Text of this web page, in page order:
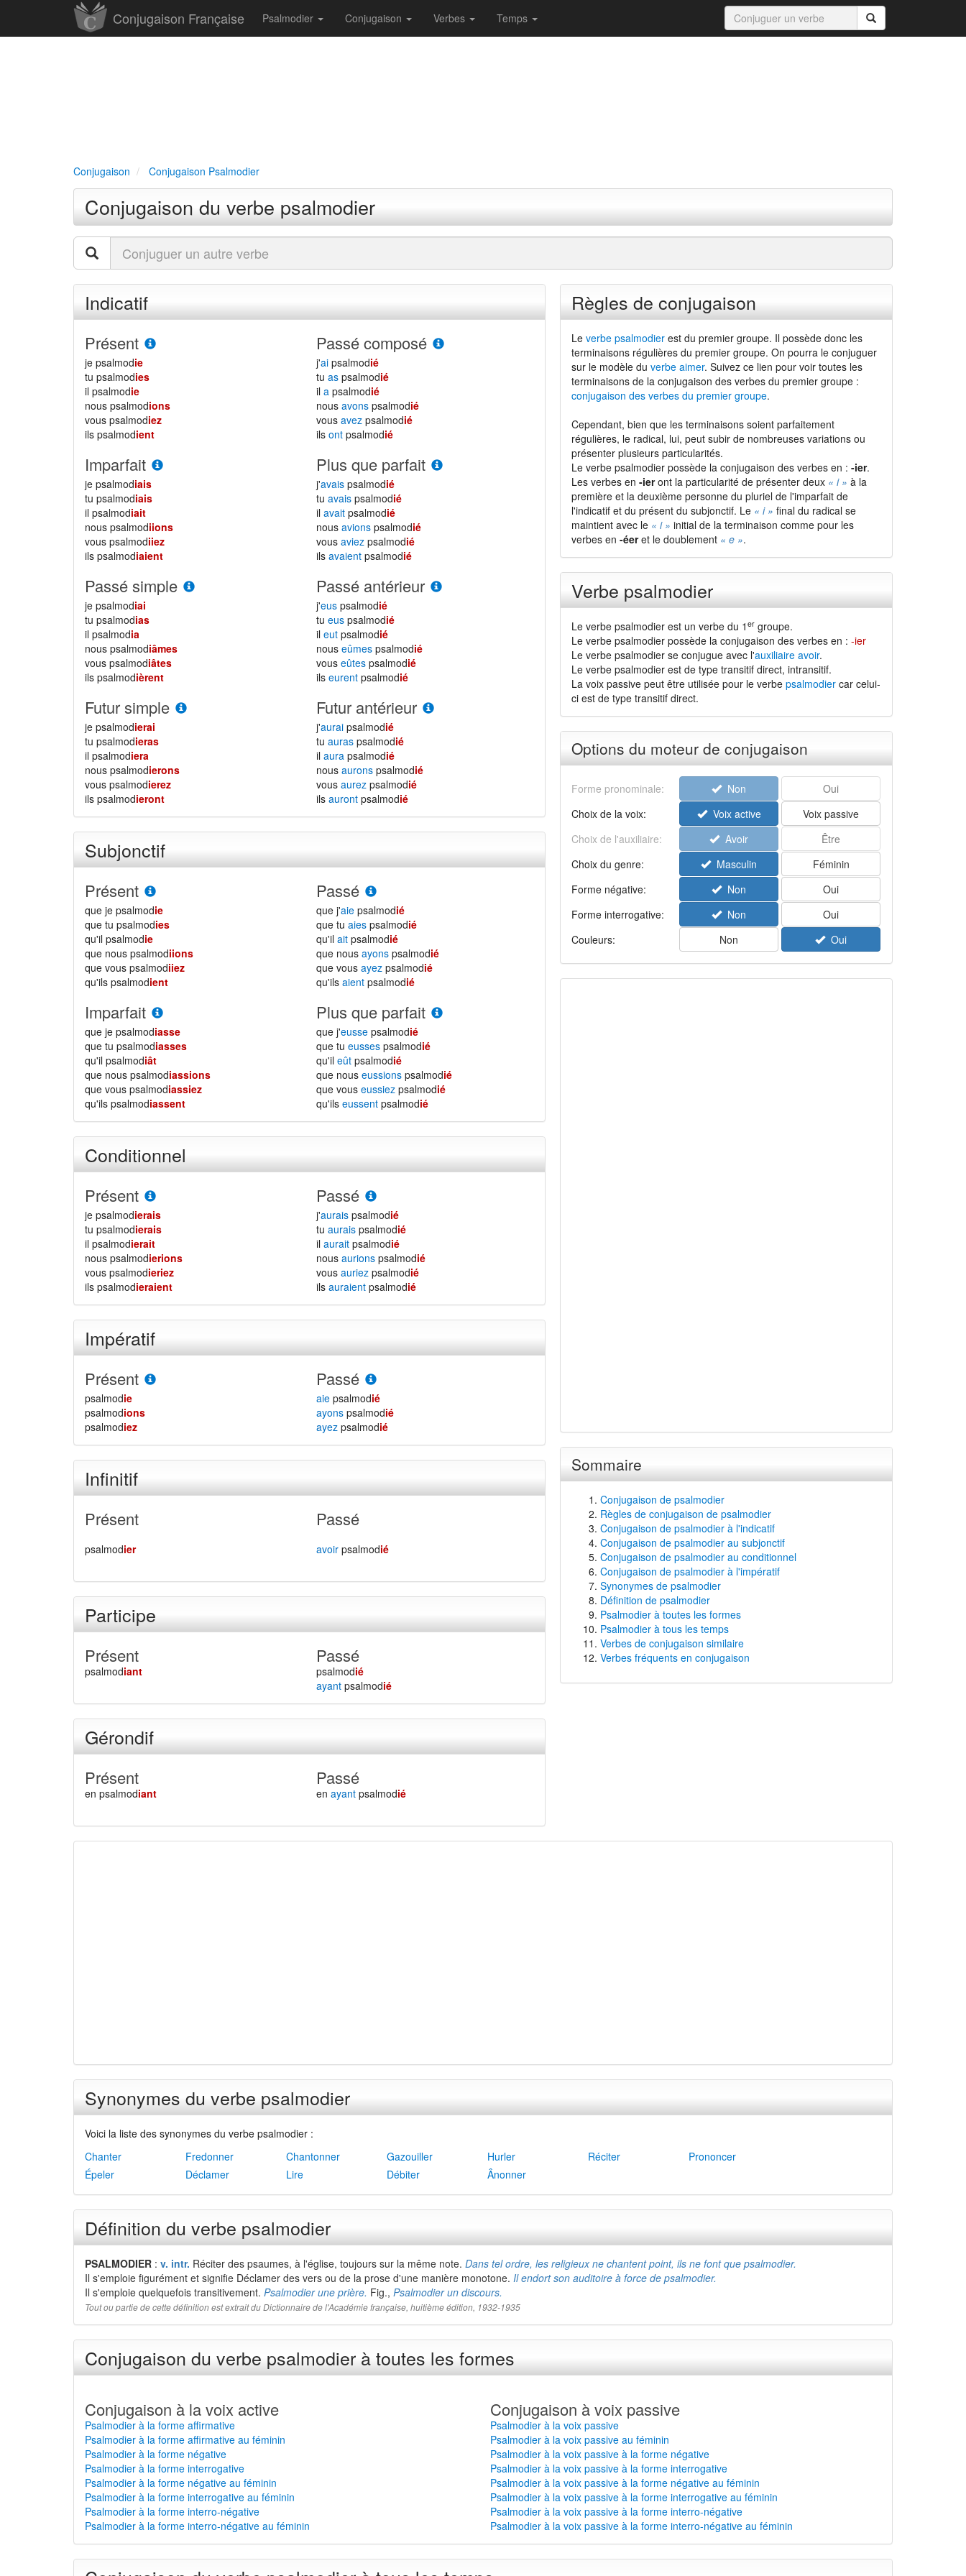
Conjugaison Française Psalmodier Conjugaison Verbes Temps
Conjugaison Conjugaison Psalmodier
Conjugaison du verbe psalmodier
Indicatif
Présent
je psalmodie
tu psalmodies
il psalmodie
nous psalmodions
vous psalmodiez
ils psalmodient
Passé composé
j'ai psalmodié
tuas psalmodié
ila psalmodié
nousavons psalmodié
vousavez psalmodié
ilsont psalmodié
Imparfait
je psalmodiais
tu psalmodiais
il psalmodiait
nous psalmodiions
vous psalmodiiez
ils psalmodiaient
Plus que parfait
j'avais psalmodié
tuavais psalmodié
ilavait psalmodié
nousavions psalmodié
vousaviez psalmodié
ilsavaient psalmodié
Passé simple
je psalmodiai
tu psalmodias
il psalmodia
nous psalmodiâmes
vous psalmodiâtes
ils psalmodièrent
Passé antérieur
j'eus psalmodié
tueus psalmodié
ileut psalmodié
nouseûmes psalmodié
vouseûtes psalmodié
ilseurent psalmodié
Futur simple
je psalmodierai
tu psalmodieras
il psalmodiera
nous psalmodierons
vous psalmodierez
ils psalmodieront
Futur antérieur
j'aurai psalmodié
tuauras psalmodié
ilaura psalmodié
nousaurons psalmodié
vousaurez psalmodié
ilsauront psalmodié
Subjonctif
Présent
que je psalmodie
que tu psalmodies
qu'il psalmodie
que nous psalmodiions
que vous psalmodiiez
qu'ils psalmodient
Passé
que j'aie psalmodié
que tuaies psalmodié
qu'ilait psalmodié
que nousayons psalmodié
que vousayez psalmodié
qu'ilsaient psalmodié
Imparfait
que je psalmodiasse
que tu psalmodiasses
qu'il psalmodiât
que nous psalmodiassions
que vous psalmodiassiez
qu'ils psalmodiassent
Plus que parfait
que j'eusse psalmodié
que tueusses psalmodié
qu'ileût psalmodié
que nouseussions psalmodié
que vouseussiez psalmodié
qu'ilseussent psalmodié
Conditionnel
Présent
je psalmodierais
tu psalmodierais
il psalmodierait
nous psalmodierions
vous psalmodieriez
ils psalmodieraient
Passé
j'aurais psalmodié
tuaurais psalmodié
ilaurait psalmodié
nousaurions psalmodié
vousauriez psalmodié
ilsauraient psalmodié
Impératif
Présent
psalmodie
psalmodions
psalmodiez
Passé
aie psalmodié
ayons psalmodié
ayez psalmodié
Infinitif
Présent
psalmodier
Passé
avoir psalmodié
Participe
Présent
psalmodiant
Passé
psalmodié
ayant psalmodié
Gérondif
Présent
en psalmodiant
Passé
enayant psalmodié
Règles de conjugaison
Le verbe psalmodierest du premier groupe. Il possède donc les
terminaisons régulières du premier groupe. On pourra le conjuguer
sur le modèle du verbe aimer. Suivez ce lien pour voir toutes les
terminaisons de la conjugaison des verbes du premier groupe :
conjugaison des verbes du premier groupe.
Cependant, bien que les terminaisons soient parfaitement
régulières, le radical, lui, peut subir de nombreuses variations ou
présenter plusieurs particularités.
Le verbe psalmodier possède la conjugaison des verbes en : -ier.
Les verbes en -ieront la particularité de présenter deux « i » à la
première et la deuxième personne du pluriel de l'imparfait de
l'indicatif et du présent du subjonctif. Le « i » final du radical se
maintient avec le « i » initial de la terminaison comme pour les
verbes en -éeret le doublement « e ».
Verbe psalmodier
Le verbe psalmodier est un verbe du 1 ergroupe.
Le verbe psalmodier possède la conjugaison des verbes en : -ier
Le verbe psalmodier se conjugue avec l'auxiliaire avoir.
Le verbe psalmodier est de type transitif direct, intransitif.
La voix passive peut être utilisée pour le verbe psalmodiercar celui-
ci est de type transitif direct.
Options du moteur de conjugaison
Forme pronominale: Non
Oui
Choix de la voix:
Voix active
Voix passive
Choix de l'auxiliaire:
Avoir
Être
Choix du genre:
Masculin
Féminin
Forme négative:
Non
Oui
Forme interrogative:
Non
Oui
Couleurs:
Non Oui
Sommaire
Conjugaison de psalmodier
Règles de conjugaison de psalmodier
Conjugaison de psalmodier à l'indicatif
Conjugaison de psalmodier au subjonctif
Conjugaison de psalmodier au conditionnel
Conjugaison de psalmodier à l'impératif
Synonymes de psalmodier
Définition de psalmodier
Psalmodier à toutes les formes
Psalmodier à tous les temps
Verbes de conjugaison similaire
Verbes fréquents en conjugaison
Synonymes du verbe psalmodier
Voici la liste des synonymes du verbe psalmodier :
Chanter
Fredonner Chantonner Gazouiller Hurler Réciter
Prononcer
Épeler
Déclamer Lire Débiter Ânonner
Définition du verbe psalmodier
PSALMODIER : v. intr. Réciter des psaumes, à l'église, toujours sur la même note. Dans tel ordre, les religieux ne chantent point, ils ne font que psalmodier.
Il s'emploie figurément et signifie Déclamer des vers ou de la prose d'une manière monotone. Il endort son auditoire à force de psalmodier.
Il s'emploie quelquefois transitivement. Psalmodier une prière. Fig., Psalmodier un discours.
Tout ou partie de cette définition est extrait du Dictionnaire de l'Académie française, huitième édition, 1932-1935
Conjugaison du verbe psalmodier à toutes les formes
Conjugaison à la voix active
Psalmodier à la forme affirmative
Psalmodier à la forme affirmative au féminin
Psalmodier à la forme négative
Psalmodier à la forme interrogative
Psalmodier à la forme négative au féminin
Psalmodier à la forme interrogative au féminin
Psalmodier à la forme interro-négative
Psalmodier à la forme interro-négative au féminin
Conjugaison à voix passive
Psalmodier à la voix passive
Psalmodier à la voix passive au féminin
Psalmodier à la voix passive à la forme négative
Psalmodier à la voix passive à la forme interrogative
Psalmodier à la voix passive à la forme négative au féminin
Psalmodier à la voix passive à la forme interrogative au féminin
Psalmodier à la voix passive à la forme interro-négative
Psalmodier à la voix passive à la forme interro-négative au féminin